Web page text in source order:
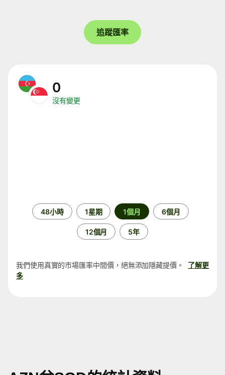
追蹤匯率
0
沒有變更
48小時 1星期 1個月 6個月
12個月 5年
我們使用真實的市場匯率中間價，絕無添加隱藏提價。
了解更
多